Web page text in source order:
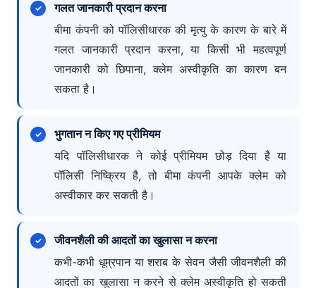
गलत जानकारी प्रदान करना
बीमा कंपनी को पॉलिसीधारक की मृत्यु के कारण के बारे में
गलत जानकारी प्रदान करना, या किसी भी महत्वपूर्ण
जानकारी को छिपाना, क्लेम अस्वीकृति का कारण बन
सकता है।
भुगतान न किए गए प्रीमियम
यदि पॉलिसीधारक ने कोई प्रीमियम छोड़ दिया है या
पॉलिसी निष्क्रिय है, तो बीमा कंपनी आपके क्लेम को
अस्वीकार कर सकती है।
जीवनशैली की आदतों का खुलासा न करना
कभी-कभी धूम्रपान या शराब के सेवन जैसी जीवनशैली की
आदतों का खुलासा न करने से क्लेम अस्वीकृति हो सकती